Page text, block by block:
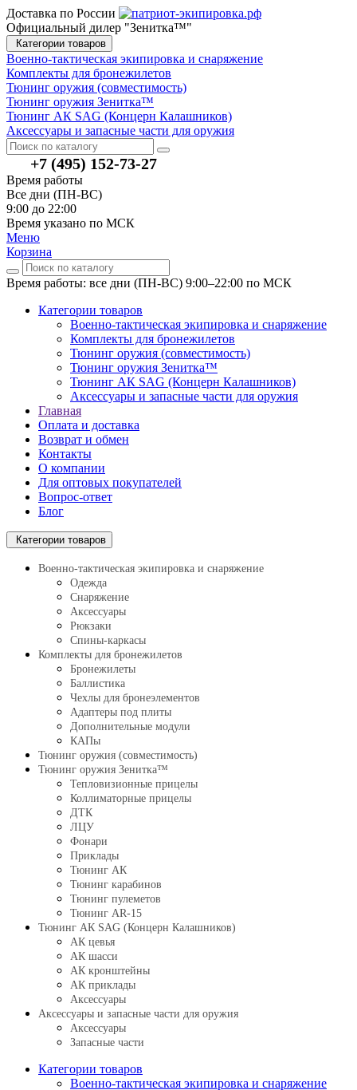
Доставка по России
Официальный дилер "Зенитка™"
Категории товаров
Военно-тактическая экипировка и снаряжение
Комплекты для бронежилетов
Тюнинг оружия (совместимость)
Тюнинг оружия Зенитка™
Тюнинг АК SAG (Концерн Калашников)
Аксессуары и запасные части для оружия
+7 (495) 152-73-27
Время работы
Все дни (ПН-ВС)
9:00 до 22:00
Время указано по МСК
Меню
Корзина
Время работы: все дни (ПН-ВС) 9:00–22:00 по МСК
Категории товаров
Военно-тактическая экипировка и снаряжение
Комплекты для бронежилетов
Тюнинг оружия (совместимость)
Тюнинг оружия Зенитка™
Тюнинг АК SAG (Концерн Калашников)
Аксессуары и запасные части для оружия
Главная
Оплата и доставка
Возврат и обмен
Контакты
О компании
Для оптовых покупателей
Вопрос-ответ
Блог
Категории товаров
Военно-тактическая экипировка и снаряжение
Одежда
Снаряжение
Аксессуары
Рюкзаки
Спины-каркасы
Комплекты для бронежилетов
Бронежилеты
Баллистика
Чехлы для бронеэлементов
Адаптеры под плиты
Дополнительные модули
КАПы
Тюнинг оружия (совместимость)
Тюнинг оружия Зенитка™
Тепловизионные прицелы
Коллиматорные прицелы
ДТК
ЛЦУ
Фонари
Приклады
Тюнинг АК
Тюнинг карабинов
Тюнинг пулеметов
Тюнинг AR-15
Тюнинг АК SAG (Концерн Калашников)
АК цевья
АК шасси
АК кронштейны
АК приклады
Аксессуары
Аксессуары и запасные части для оружия
Аксессуары
Запасные части
Категории товаров
Военно-тактическая экипировка и снаряжение